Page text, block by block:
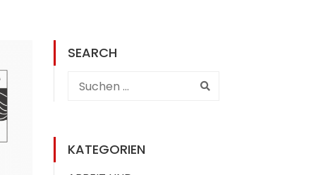
SEARCH
KATEGORIEN